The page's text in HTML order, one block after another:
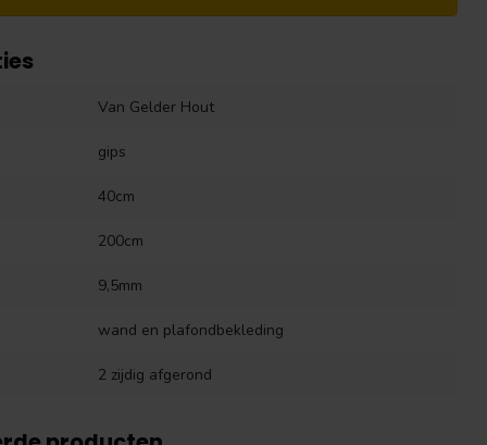
Van Gelder Hout
gips
40cm
200cm
9,5mm
wand en plafondbekleding
2 zijdig afgerond